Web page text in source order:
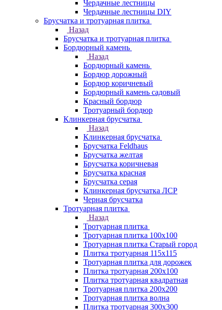
Чердачные лестницы
Чердачные лестницы DIY
Брусчатка и тротуарная плитка
Назад
Брусчатка и тротуарная плитка
Бордюрный камень
Назад
Бордюрный камень
Бордюр дорожный
Бордюр коричневый
Бордюрный камень садовый
Красный бордюр
Тротуарный бордюр
Клинкерная брусчатка
Назад
Клинкерная брусчатка
Брусчатка Feldhaus
Брусчатка желтая
Брусчатка коричневая
Брусчатка красная
Брусчатка серая
Клинкерная брусчатка ЛСР
Черная брусчатка
Тротуарная плитка
Назад
Тротуарная плитка
Тротуарная плитка 100x100
Тротуарная плитка Старый город
Плитка тротуарная 115x115
Тротуарная плитка для дорожек
Плитка тротуарная 200х100
Плитка тротуарная квадратная
Тротуарная плитка 200х200
Тротуарная плитка волна
Плитка тротуарная 300х300